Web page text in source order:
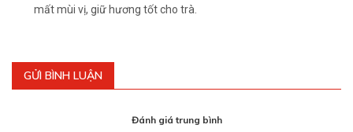
mất mùi vị, giữ hương tốt cho trà.
GỬI BÌNH LUẬN
Đánh giá trung bình